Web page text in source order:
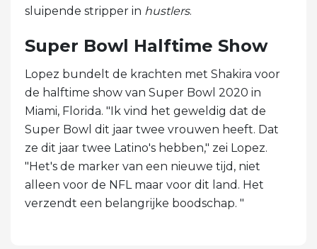
sluipende stripper in hustlers.
Super Bowl Halftime Show
Lopez bundelt de krachten met Shakira voor
de halftime show van Super Bowl 2020 in
Miami, Florida. "Ik vind het geweldig dat de
Super Bowl dit jaar twee vrouwen heeft. Dat
ze dit jaar twee Latino's hebben," zei Lopez.
"Het's de marker van een nieuwe tijd, niet
alleen voor de NFL maar voor dit land. Het
verzendt een belangrijke boodschap. "